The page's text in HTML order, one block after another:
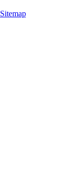
Sitemap